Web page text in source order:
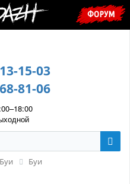
уточнювати ціну та
🇺🇦
15-03
81-06
ФОРУМ
Буи
Буи